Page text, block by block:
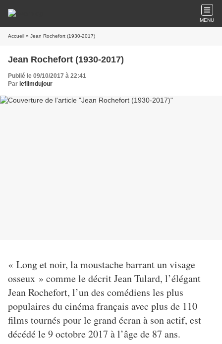
MENU
Accueil » Jean Rochefort (1930-2017)
Jean Rochefort (1930-2017)
Publié le 09/10/2017 à 22:41
Par lefilmdujour
« Long et noir, la moustache barrant un visage
osseux » comme le décrit Jean Tulard, l’élégant
Jean Rochefort, l’un des comédiens les plus
populaires du cinéma français avec plus de 110
films tournés pour le grand écran à son actif, est
décédé le 9 octobre 2017 à l’âge de 87 ans.